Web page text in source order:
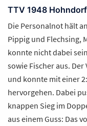
TTV 1948
Die Personalnot hält
Pippig und Flechsing,
konnte nicht dabei
sowie Fischer aus.
und konnte mit einer
hervorgehen. Dabei
knappen Sieg im
aus einem Guss: Das